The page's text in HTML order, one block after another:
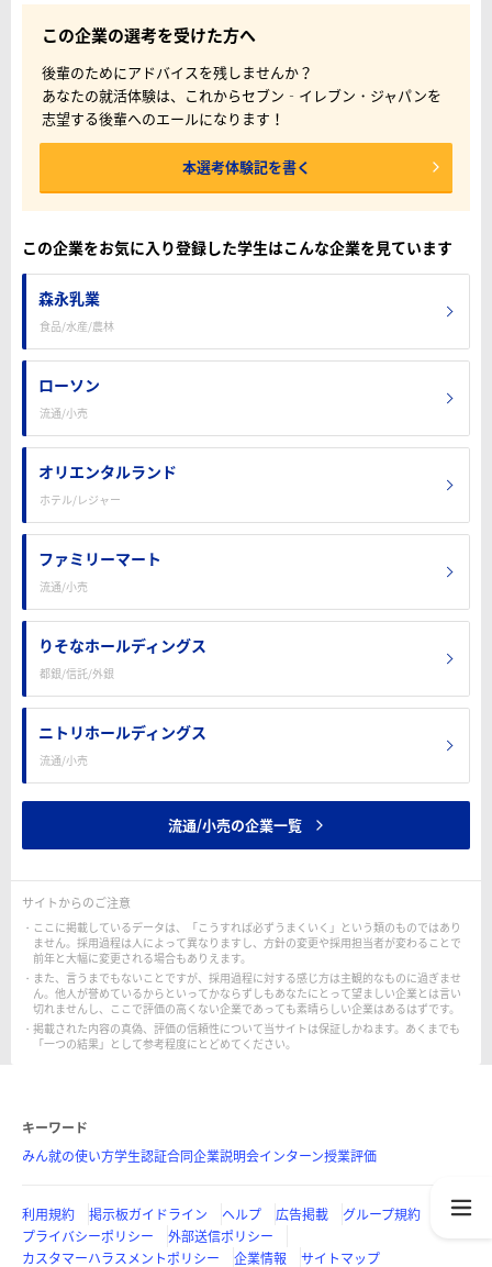
この企業の選考を受けた方へ
後輩のためにアドバイスを残しませんか？
あなたの就活体験は、これからセブン‐イレブン・ジャパンを
志望する後輩へのエールになります！
本選考体験記を書く
この企業をお気に入り登録した学生はこんな企業を見ています
森永乳業
食品/水産/農林
ローソン
流通/小売
オリエンタルランド
ホテル/レジャー
ファミリーマート
流通/小売
りそなホールディングス
都銀/信託/外銀
ニトリホールディングス
流通/小売
流通/小売の企業一覧
サイトからのご注意
ここに掲載しているデータは、「こうすれば必ずうまくいく」という類のものではあり
ません。採用過程は人によって異なりますし、方針の変更や採用担当者が変わることで
前年と大幅に変更される場合もありえます。
また、言うまでもないことですが、採用過程に対する感じ方は主観的なものに過ぎませ
ん。他人が誉めているからといってかならずしもあなたにとって望ましい企業とは言い
切れませんし、ここで評価の高くない企業であっても素晴らしい企業はあるはずです。
掲載された内容の真偽、評価の信頼性について当サイトは保証しかねます。あくまでも
「一つの結果」として参考程度にとどめてください。
キーワード
みん就の使い方学生認証合同企業説明会インターン授業評価
利用規約 掲示板ガイドライン ヘルプ 広告掲載
グループ規約
プライバシーポリシー
外部送信ポリシー
カスタマーハラスメントポリシー
企業情報 サイトマップ